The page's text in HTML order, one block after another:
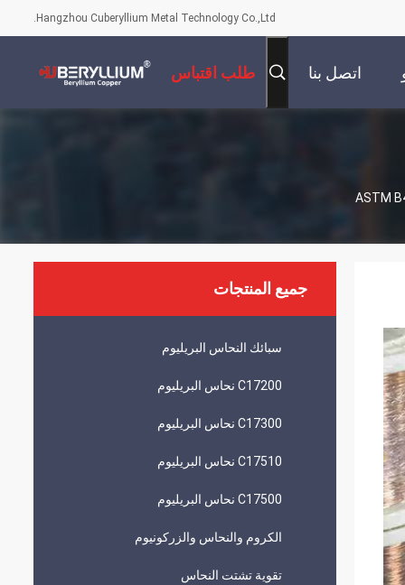
Hangzhou Cuberyllium Metal Technology Co.,Ltd.
اتصل بنا طلب اقتباس
جميع المنتجات
سبائك النحاس البريليوم
C17200 نحاس البريليوم
C17300 نحاس البريليوم
C17510 نحاس البريليوم
C17500 نحاس البريليوم
الكروم والنحاس والزركونيوم
تقوية تشتت النحاس